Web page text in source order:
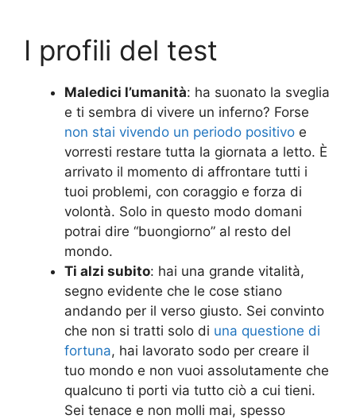
I profili del test
Maledici l’umanità: ha suonato la sveglia
e ti sembra di vivere un inferno? Forse
non stai vivendo un periodo positivo e
vorresti restare tutta la giornata a letto. È
arrivato il momento di affrontare tutti i
tuoi problemi, con coraggio e forza di
volontà. Solo in questo modo domani
potrai dire “buongiorno” al resto del
mondo.
Ti alzi subito: hai una grande vitalità,
segno evidente che le cose stiano
andando per il verso giusto. Sei convinto
che non si tratti solo di una questione di
fortuna, hai lavorato sodo per creare il
tuo mondo e non vuoi assolutamente che
qualcuno ti porti via tutto ciò a cui tieni.
Sei tenace e non molli mai, spesso